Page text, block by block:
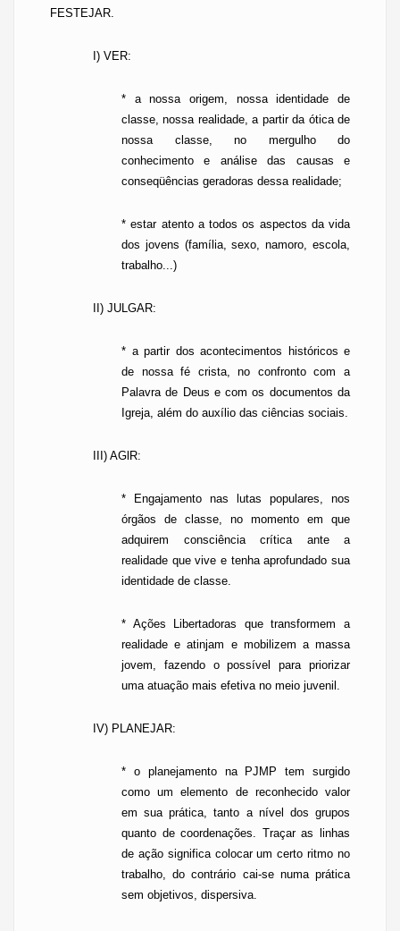
FESTEJAR.
I) VER:
* a nossa origem, nossa identidade de
classe, nossa realidade, a partir da ótica de
nossa classe, no mergulho do
conhecimento e análise das causas e
conseqüências geradoras dessa realidade;
* estar atento a todos os aspectos da vida
dos jovens (família, sexo, namoro, escola,
trabalho...)
II) JULGAR:
* a partir dos acontecimentos históricos e
de nossa fé crista, no confronto com a
Palavra de Deus e com os documentos da
Igreja, além do auxílio das ciências sociais.
III) AGlR:
*
Engajamento nas lutas populares, nos
órgãos de classe, no momento em que
adquirem consciência crítica ante a
realidade que vive e tenha aprofundado sua
identidade de classe.
* Ações Libertadoras que transformem a
realidade e atinjam e mobilizem a massa
jovem, fazendo o possível para priorizar
uma atuação mais efetiva no meio juvenil.
IV) PLANEJAR:
* oplanejamento na PJMP tem surgido
como um elemento de reconhecido valor
em sua prática, tanto a nível dos grupos
quanto de coordenações. Traçar as linhas
de ação significa colocar um certo ritmo no
trabalho, do contrário cai-se numa prática
sem objetivos, dispersiva.